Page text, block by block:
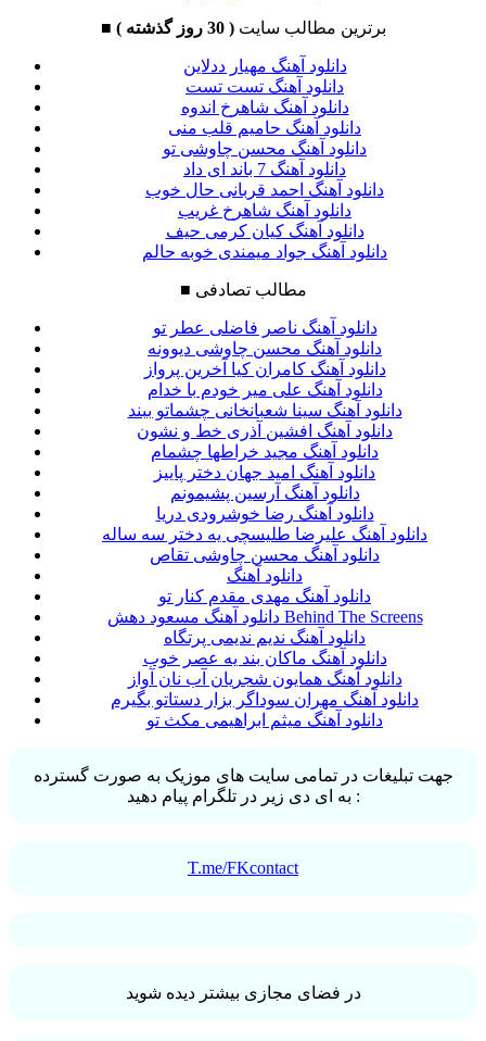
■ برترین مطالب سایت( 30 روز گذشته )
دانلود آهنگ مهیار ددلاین
دانلود آهنگ تست تست
دانلود آهنگ شاهرخ اندوه
دانلود آهنگ حامیم قلب منی
دانلود آهنگ محسن چاوشی تو
دانلود آهنگ 7 باند ای داد
دانلود آهنگ احمد قربانی حال خوب
دانلود آهنگ شاهرخ غریب
دانلود آهنگ کیان کرمی حیف
دانلود آهنگ جواد میمندی خوبه حالم
■ مطالب تصادفی
دانلود آهنگ ناصر فاضلی عطر تو
دانلود آهنگ محسن چاوشی دیوونه
دانلود آهنگ کامران کیا آخرین پرواز
دانلود آهنگ علی میر خودم با خدام
دانلود آهنگ سینا شعبانخانی چشماتو ببند
دانلود آهنگ افشین آذری خط و نشون
دانلود آهنگ مجید خراطها چشمام
دانلود آهنگ امید جهان دختر پاییز
دانلود آهنگ آرسین پشیمونم
دانلود آهنگ رضا خوشرودی دریا
دانلود آهنگ علیرضا طلیسچی یه دختر سه ساله
دانلود آهنگ محسن چاوشی تقاص
دانلود آهنگ
دانلود آهنگ مهدی مقدم کنار تو
دانلود آهنگ مسعود دهش Behind The Screens
دانلود آهنگ ندیم ندیمی پرتگاه
دانلود آهنگ ماکان بند یه عصر خوب
دانلود آهنگ همایون شجریان آب نان آواز
دانلود آهنگ مهران سوداگر بزار دستاتو بگیرم
دانلود آهنگ میثم ابراهیمی مکث تو
جهت تبلیغات در تمامی سایت های موزیک به صورت گسترده
به ای دی زیر در تلگرام پیام دهید :
T.me/FKcontact
در فضای مجازی بیشتر دیده شوید